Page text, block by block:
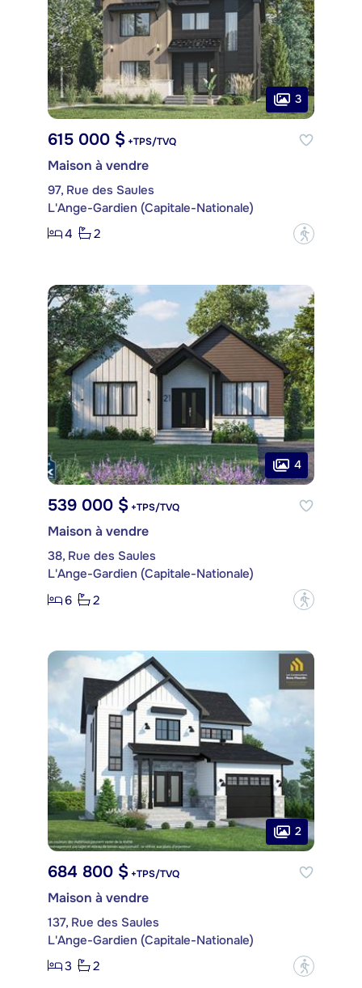
3
615 000 $ +TPS/TVQ
Maison à vendre
97, Rue des Saules
L'Ange-Gardien (Capitale-Nationale)
4
2 ?
4
539 000 $ +TPS/TVQ
Maison à vendre
38, Rue des Saules
L'Ange-Gardien (Capitale-Nationale)
6
2 ?
2
684 800 $ +TPS/TVQ
Maison à vendre
137, Rue des Saules
L'Ange-Gardien (Capitale-Nationale)
3
2 ?